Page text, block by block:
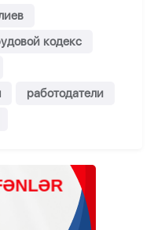
кодекс
работодатели